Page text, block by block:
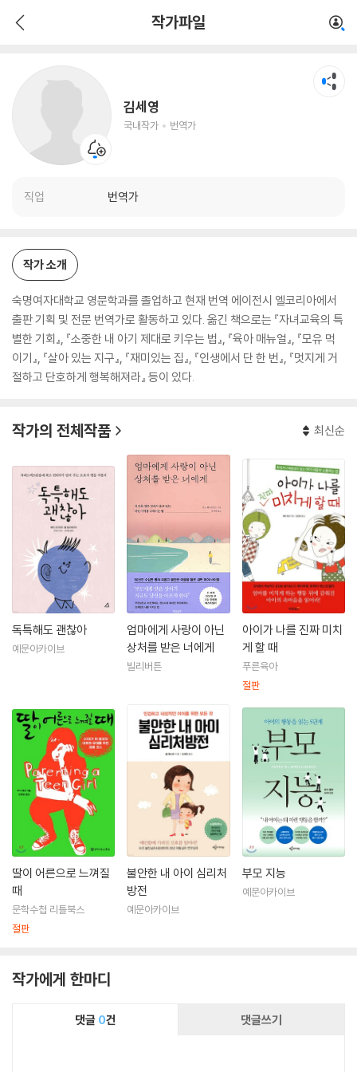
작가파일
김세영
국내작가 번역가
직업 번역가
작가 소개
숙명여자대학교 영문학과를 졸업하고 현재 번역 에이전시 엘코리아에서
출판 기획 및 전문 번역가로 활동하고 있다. 옮긴 책으로는 『자녀교육의 특
별한 기회』, 『소중한 내 아기 제대로 키우는 법』, 『육아 매뉴얼』, 『모유 먹
이기』, 『살아 있는 지구』, 『재미있는 집』, 『인생에서 단 한 번』, 『멋지게 거
절하고 단호하게 행복해져라』 등이 있다.
작가의 전체작품 최신순
독특해도 괜찮아
예문아카이브
엄마에게 사랑이 아닌
상처를 받은 너에게
빌리버튼
아이가 나를 진짜 미치
게 할 때
푸른육아
절판
딸이 어른으로 느껴질
때
문학수첩 리틀북스
절판
불안한 내 아이 심리처
방전
예문아카이브
부모 지능
예문아카이브
작가에게 한마디
댓글 0건 댓글쓰기